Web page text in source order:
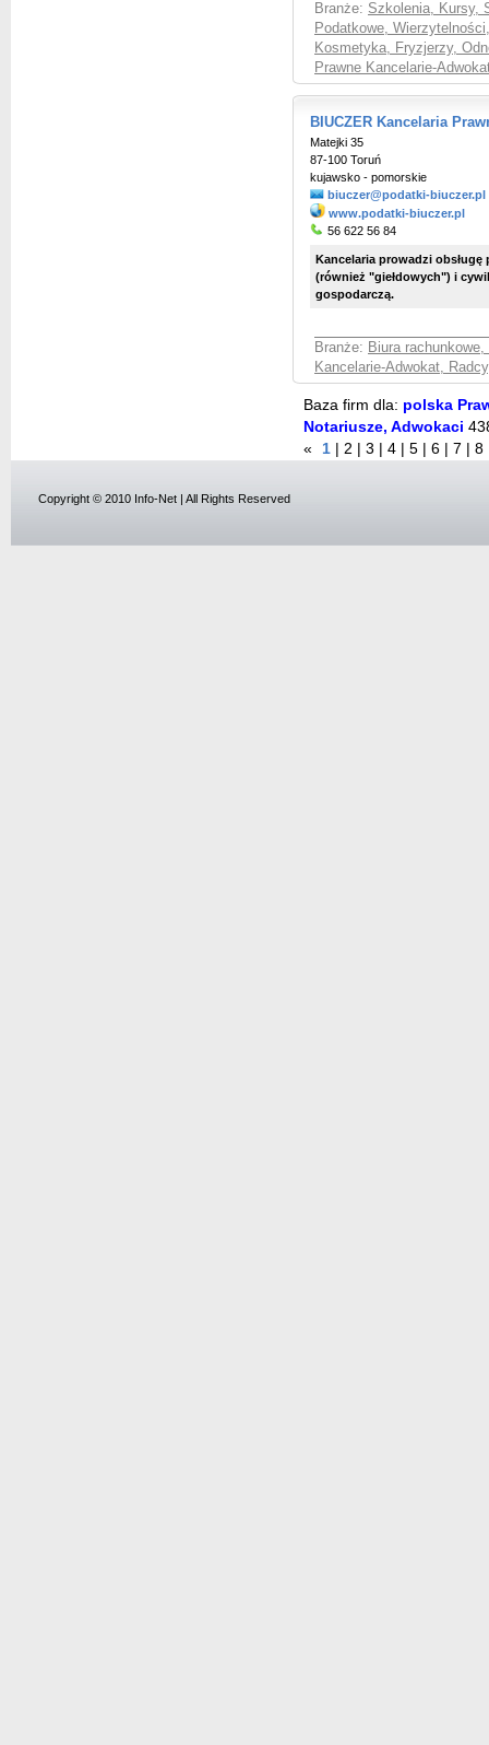
Branże: Szkolenia, Kursy,
Podatkowe, Wierzytelności
Kosmetyka, Fryzjerzy,
Prawne Kancelarie-
BIUCZER Kancelaria
Matejki 35
87-100 Toruń
kujawsko - pomorskie
biuczer@podatki-biuczer.pl
www.podatki-biuczer.pl
56 622 56 84
Kancelaria prowadzi obsługę
(również "giełdowych") i
gospodarczą.
Branże: Biura
Kancelarie-Adwokat,
Baza firm dla: polska
Notariusze, Adwokaci
«
1 2 3 4 5 6 7 8
Copyright © 2010 Info-Net | All Rights Reserved